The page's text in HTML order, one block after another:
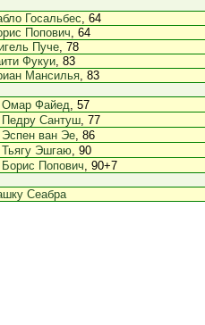
Госальбес, 64
Попович, 64
Пуче, 78
Фукуи, 83
Мансилья, 83
Омар Файед, 57
Педру Сантуш, 77
Эспен ван Эе, 86
Тьягу Эшгаю, 90
Борис Попович, 90+7
Сеабра